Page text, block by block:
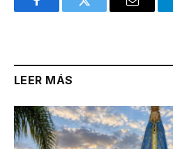
FacebookTwitter Email
LEER MÁS